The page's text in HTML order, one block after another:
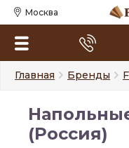
Москва
Главная Бренды
(Россия)